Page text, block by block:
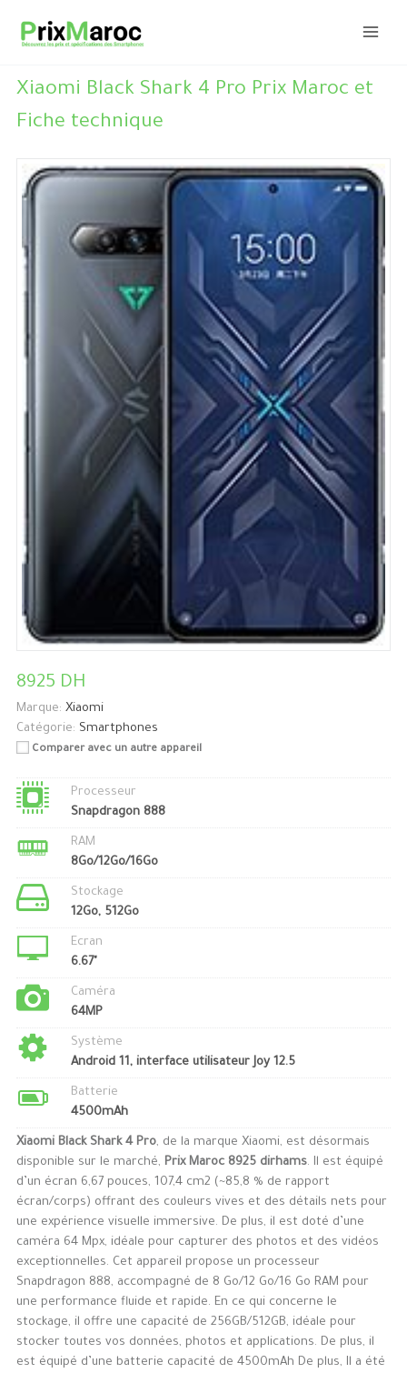
Xiaomi Black Shark 4 Pro Prix Maroc et
Fiche technique
8925 DH
Marque: Xiaomi
Catégorie: Smartphones
Comparer avec un autre appareil
Processeur
Snapdragon 888
RAM
8Go/12Go/16Go
Stockage
12Go, 512Go
Ecran
6.67"
Caméra
64MP
Système
Android 11, interface utilisateur Joy 12.5
Batterie
4500mAh
Xiaomi Black Shark 4 Pro, de la marque Xiaomi, est désormais
disponible sur le marché, Prix Maroc 8925 dirhams. Il est équipé
d’un écran 6,67 pouces, 107,4 cm2 (~85,8 % de rapport
écran/corps) offrant des couleurs vives et des détails nets pour
une expérience visuelle immersive. De plus, il est doté d’une
caméra 64 Mpx, idéale pour capturer des photos et des vidéos
exceptionnelles. Cet appareil propose un processeur
Snapdragon 888, accompagné de 8 Go/12 Go/16 Go RAM pour
une performance fluide et rapide. En ce qui concerne le
stockage, il offre une capacité de 256GB/512GB, idéale pour
stocker toutes vos données, photos et applications. De plus, il
est équipé d’une batterie capacité de 4500mAh De plus, Il a été